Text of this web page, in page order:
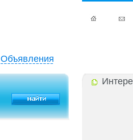
Объявления